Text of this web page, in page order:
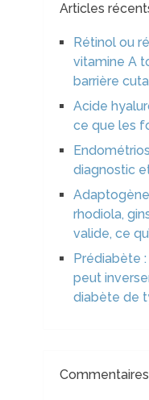
Articles
Rétinol ou
vitamine A
barrière
Acide
ce que les
diagnostic
rhodiola,
valide, ce
Prédiabète
peut
diabète de